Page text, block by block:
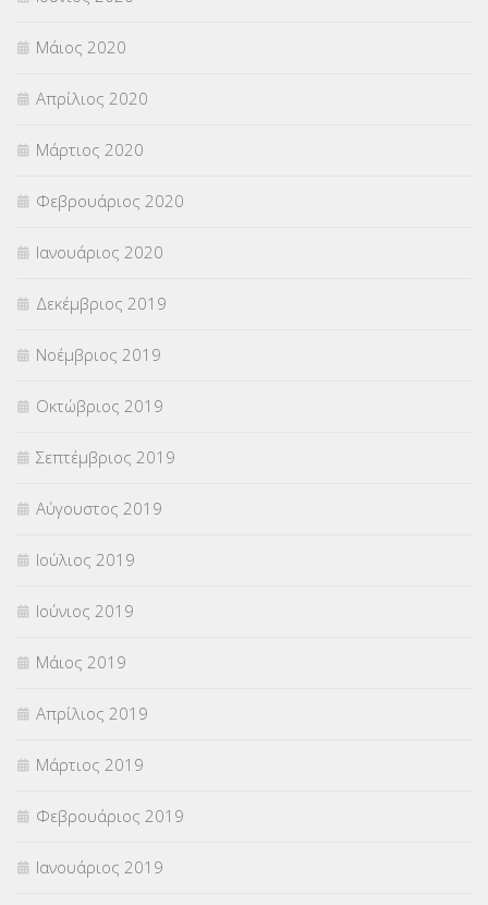
Μάιος 2020
Απρίλιος 2020
Μάρτιος 2020
Φεβρουάριος 2020
Ιανουάριος 2020
Δεκέμβριος 2019
Νοέμβριος 2019
Οκτώβριος 2019
Σεπτέμβριος 2019
Αύγουστος 2019
Ιούλιος 2019
Ιούνιος 2019
Μάιος 2019
Απρίλιος 2019
Μάρτιος 2019
Φεβρουάριος 2019
Ιανουάριος 2019